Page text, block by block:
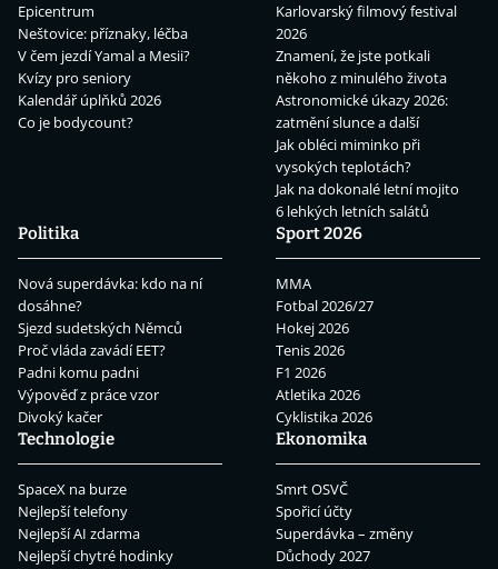
Epicentrum
Neštovice: příznaky, léčba
V čem jezdí Yamal a Mesii?
Kvízy pro seniory
Kalendář úplňků 2026
Co je bodycount?
Karlovarský filmový festival
2026
Znamení, že jste potkali
někoho z minulého života
Astronomické úkazy 2026:
zatmění slunce a další
Jak obléci miminko při
vysokých teplotách?
Jak na dokonalé letní mojito
6 lehkých letních salátů
Politika
Nová superdávka: kdo na ní
dosáhne?
Sjezd sudetských Němců
Proč vláda zavádí EET?
Padni komu padni
Výpověď z práce vzor
Divoký kačer
Sport 2026
MMA
Fotbal 2026/27
Hokej 2026
Tenis 2026
F1 2026
Atletika 2026
Cyklistika 2026
Technologie
SpaceX na burze
Nejlepší telefony
Nejlepší AI zdarma
Nejlepší chytré hodinky
Ekonomika
Smrt OSVČ
Spořicí účty
Superdávka – změny
Důchody 2027